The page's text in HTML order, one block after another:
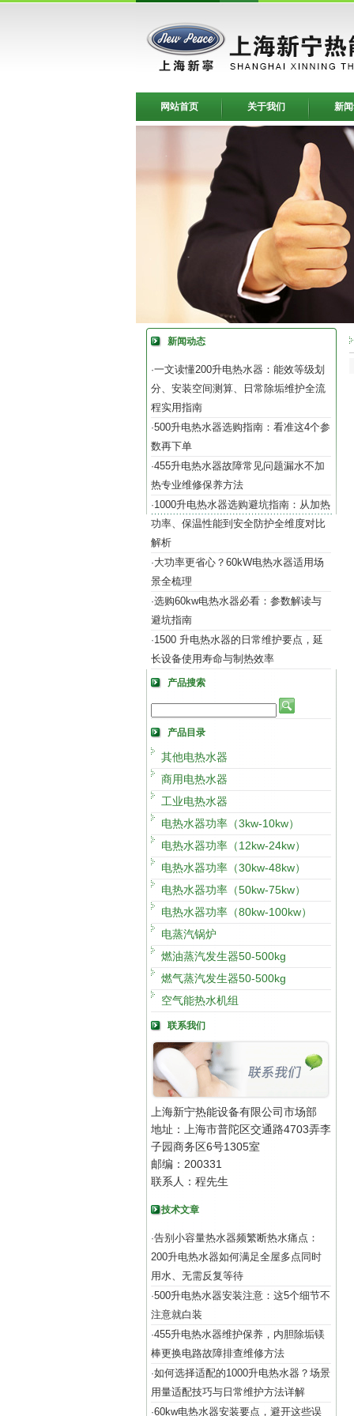
网站首页 关于我们 新
新闻动态
·一文读懂200升电热水器：能效等级划
分、安装空间测算、日常除垢维护全流
程实用指南
·500升电热水器选购指南：看准这4个参
数再下单
·455升电热水器故障常见问题漏水不加
热专业维修保养方法
·1000升电热水器选购避坑指南：从加热
功率、保温性能到安全防护全维度对比
解析
·大功率更省心？60kW电热水器适用场
景全梳理
·选购60kw电热水器必看：参数解读与
避坑指南
·1500 升电热水器的日常维护要点，延
长设备使用寿命与制热效率
产品搜索
产品目录
其他电热水器
商用电热水器
工业电热水器
电热水器功率（3kw-10kw）
电热水器功率（12kw-24kw）
电热水器功率（30kw-48kw）
电热水器功率（50kw-75kw）
电热水器功率（80kw-100kw）
电蒸汽锅炉
燃油蒸汽发生器50-500kg
燃气蒸汽发生器50-500kg
空气能热水机组
联系我们
上海新宁热能设备有限公司市场部
地址：上海市普陀区交通路4703弄李
子园商务区6号1305室
邮编：200331
联系人：程先生
技术文章
·告别小容量热水器频繁断热水痛点：
200升电热水器如何满足全屋多点同时
用水、无需反复等待
·500升电热水器安装注意：这5个细节不
注意就白装
·455升电热水器维护保养，内胆除垢镁
棒更换电路故障排查维修方法
·如何选择适配的1000升电热水器？场景
用量适配技巧与日常维护方法详解
·60kw电热水器安装要点，避开这些误